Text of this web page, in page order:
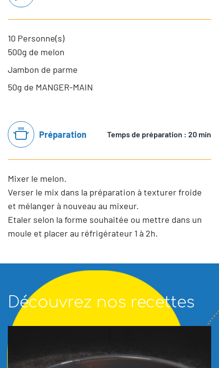
10 Personne(s)
500g de melon
Jambon de parme
50g de MANGER-MAIN
Préparation Temps de préparation : 20 min
Mixer le melon.
Verser le mix dans la préparation à texturer froide
et mélanger à nouveau au mixeur.
Etaler selon la forme souhaitée ou mettre dans un
moule et placer au réfrigérateur 1 à 2h.
Découvrez nos recettes